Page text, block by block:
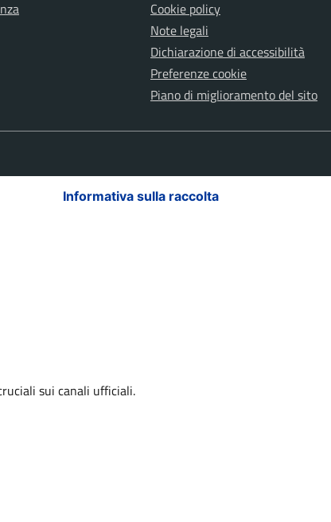
Cookie policy
Note legali
Dichiarazione di accessibilità
Preferenze cookie
Piano di miglioramento del sito
Informativa sulla raccolta